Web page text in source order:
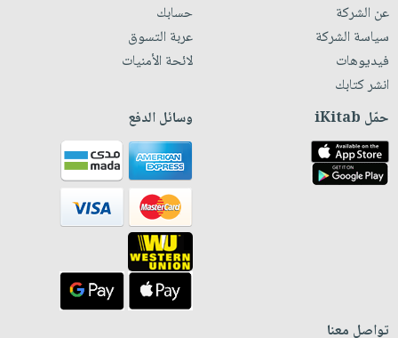
عن الشركة
سياسة الشركة
فيديوهات
انشر كتابك
حسابك
عربة التسوق
لائحة الأمنيات
حمّل iKitab وسائل الدفع
تواصل معنا